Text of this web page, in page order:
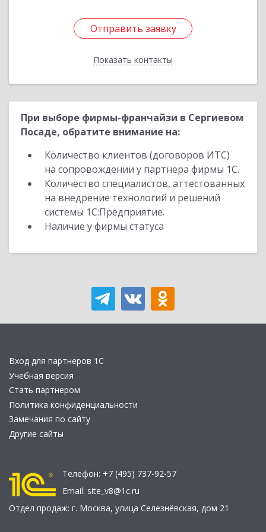
Отправить заявку
Показать контакты
Отправить заявку
Назад
При выборе фирмы-франчайзи в Сергиевом
Посаде, обратите внимание на:
Количество клиентов (договоров ИТС)
на сопровождении у партнера фирмы 1С.
Количество специалистов, аттестованных
на внедрение технологий и решений
системы 1С:Предприятие.
Наличие у фирмы статуса
Вход для партнеров 1С
Учебная версия
Стать партнером
Политика конфиденциальности
Замечания по сайту
Другие сайты
Телефон: +7 (495) 737-92-57
Email: site_v8@1c.ru
Отдел продаж: г. Москва, улица Селезнёвская, дом 21